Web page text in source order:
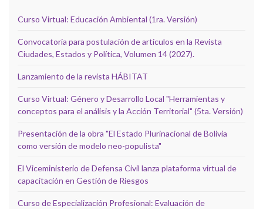
Curso Virtual: Educación Ambiental (1ra. Versión)
Convocatoria para postulación de artículos en la Revista
Ciudades, Estados y Política, Volumen 14 (2027).
Lanzamiento de la revista HÁBITAT
Curso Virtual: Género y Desarrollo Local "Herramientas y
conceptos para el análisis y la Acción Territorial" (5ta. Versión)
Presentación de la obra "El Estado Plurinacional de Bolivia
como versión de modelo neo-populista"
El Viceministerio de Defensa Civil lanza plataforma virtual de
capacitación en Gestión de Riesgos
Curso de Especialización Profesional: Evaluación de